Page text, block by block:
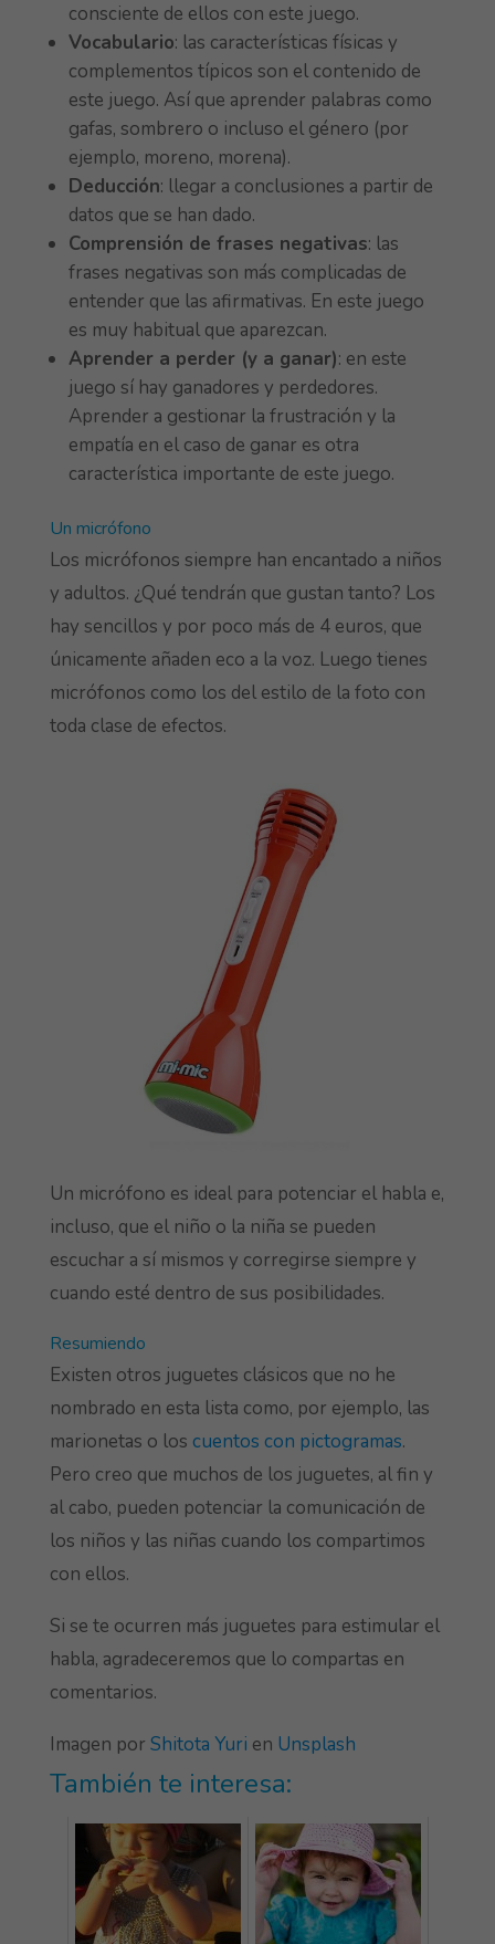
consciente de ellos con este juego.
Vocabulario: las características físicas y
complementos típicos son el contenido de
este juego. Así que aprender palabras como
gafas, sombrero o incluso el género (por
ejemplo, moreno, morena).
Deducción: llegar a conclusiones a partir de
datos que se han dado.
Comprensión de frases negativas: las
frases negativas son más complicadas de
entender que las afirmativas. En este juego
es muy habitual que aparezcan.
Aprender a perder (y a ganar): en este
juego sí hay ganadores y perdedores.
Aprender a gestionar la frustración y la
empatía en el caso de ganar es otra
característica importante de este juego.
Un micrófono
Los micrófonos siempre han encantado a niños
y adultos. ¿Qué tendrán que gustan tanto? Los
hay sencillos y por poco más de 4 euros, que
únicamente añaden eco a la voz. Luego tienes
micrófonos como los del estilo de la foto con
toda clase de efectos.
Un micrófono es ideal para potenciar el habla e,
incluso, que el niño o la niña se pueden
escuchar a sí mismos y corregirse siempre y
cuando esté dentro de sus posibilidades.
Resumiendo
Existen otros juguetes clásicos que no he
nombrado en esta lista como, por ejemplo, las
marionetas o los cuentos con pictogramas.
Pero creo que muchos de los juguetes, al fin y
al cabo, pueden potenciar la comunicación de
los niños y las niñas cuando los compartimos
con ellos.
Si se te ocurren más juguetes para estimular el
habla, agradeceremos que lo compartas en
comentarios.
Imagen por Shitota Yuri en Unsplash
También te interesa: